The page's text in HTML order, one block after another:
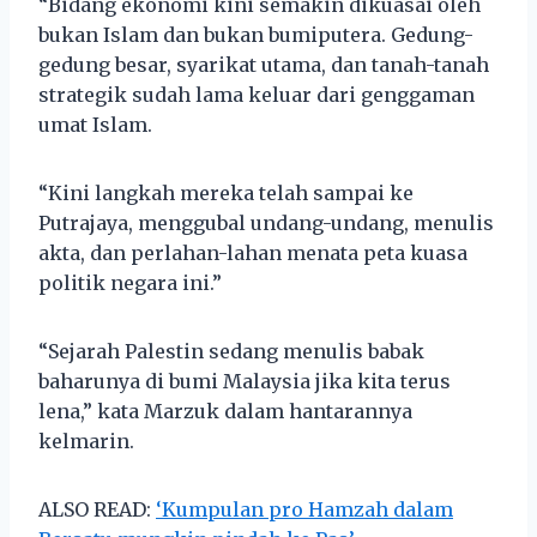
bukan Islam dan bukan bumiputera. Gedung-
gedung besar, syarikat utama, dan tanah-tanah
strategik sudah lama keluar dari genggaman
umat Islam.
“Kini langkah mereka telah sampai ke
Putrajaya, menggubal undang-undang, menulis
akta, dan perlahan-lahan menata peta kuasa
politik negara ini.”
“Sejarah Palestin sedang menulis babak
baharunya di bumi Malaysia jika kita terus
lena,” kata Marzuk dalam hantarannya
kelmarin.
ALSO READ: ‘Kumpulan pro Hamzah dalam